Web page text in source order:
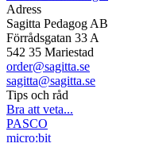
Adress
Sagitta Pedagog AB
Förrådsgatan 33 A
542 35 Mariestad
order@sagitta.se
sagitta@sagitta.se
Tips och råd
Bra att veta...
PASCO
micro:bit